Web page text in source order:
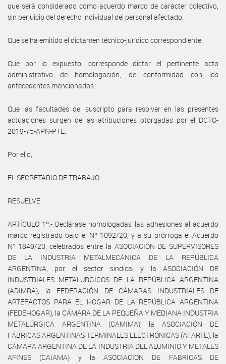
que será considerado como acuerdo marco de carácter colectivo,
sin perjuicio del derecho individual del personal afectado.
Que se ha emitido el dictamen técnico-jurídico correspondiente.
Que por lo expuesto, corresponde dictar el pertinente acto
administrativo de homologación, de conformidad con los
antecedentes mencionados.
Que las facultades del suscripto para resolver en las presentes
actuaciones surgen de las atribuciones otorgadas por el DCTO-
2019-75-APN-PTE.
Por ello,
EL SECRETARIO DE TRABAJO
RESUELVE:
ARTÍCULO 1º.- Declárase homologadas las adhesiones al acuerdo
marco registrado bajo el Nº 1092/20, y a su prórroga el Acuerdo
N° 1849/20, celebrados entre la ASOCIACIÓN DE SUPERVISORES
DE LA INDUSTRIA METALMECÁNICA DE LA REPÚBLICA
ARGENTINA, por el sector sindical y la ASOCIACIÓN DE
INDUSTRIALES METALÚRGICOS DE LA REPÚBLICA ARGENTINA
(ADIMRA), la FEDERACIÓN DE CÁMARAS INDUSTRIALES DE
ARTEFACTOS PARA EL HOGAR DE LA REPÚBLICA ARGENTINA
(FEDEHOGAR), la CÁMARA DE LA PEQUEÑA Y MEDIANA INDUSTRIA
METALÚRGICA ARGENTINA (CAMIMA), la ASOCIACIÓN DE
FÁBRICAS ARGENTINAS TERMINALES ELECTRÓNICAS (AFARTE), la
CÁMARA ARGENTINA DE LA INDUSTRIA DEL ALUMINIO Y METALES
AFINES (CAIAMA) y la ASOCIACION DE FABRICAS DE